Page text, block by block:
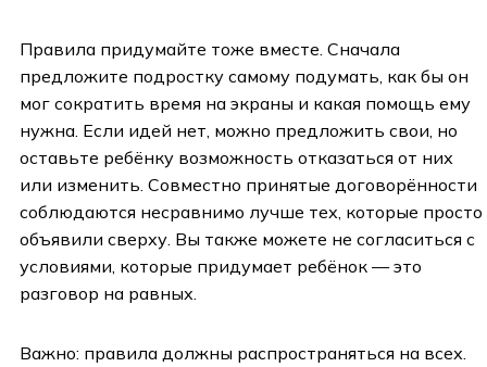
Правила придумайте тоже вместе. Сначала
предложите подростку самому подумать, как бы он
мог сократить время на экраны и какая помощь ему
нужна. Если идей нет, можно предложить свои, но
оставьте ребёнку возможность отказаться от них
или изменить. Совместно принятые договорённости
соблюдаются несравнимо лучше тех, которые просто
объявили сверху. Вы также можете не согласиться с
условиями, которые придумает ребёнок — это
разговор на равных.
Важно: правила должны распространяться на всех.